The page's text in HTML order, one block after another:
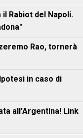
Rabiot del Napoli.
Rao, tornerà
in caso di
all'Argentina! Link